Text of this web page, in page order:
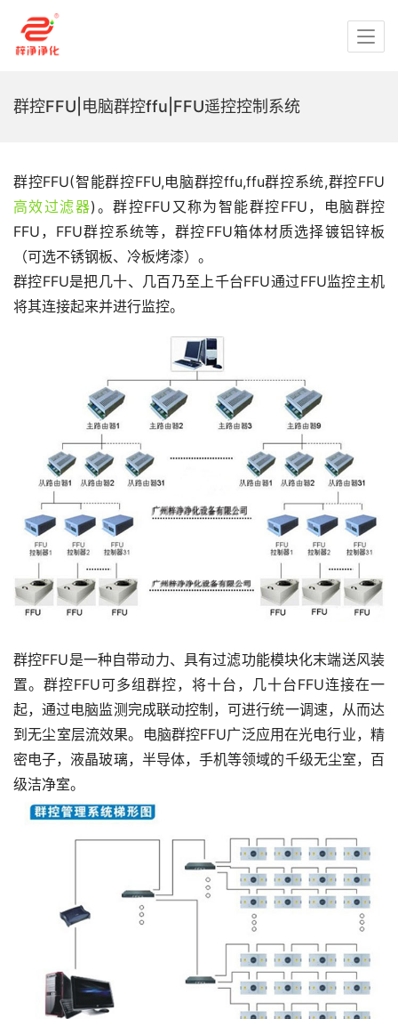
群控FFU|电脑群控ffu|FFU遥控控制系统
群控FFU(智能群控FFU,电脑群控ffu,ffu群控系统,群控FFU
高效过滤器)。群控FFU又称为智能群控FFU，电脑群控
FFU，FFU群控系统等，群控FFU箱体材质选择镀铝锌板
（可选不锈钢板、冷板烤漆）。
群控FFU是把几十、几百乃至上千台FFU通过FFU监控主机
将其连接起来并进行监控。
群控FFU是一种自带动力、具有过滤功能模块化末端送风装
置。群控FFU可多组群控，将十台，几十台FFU连接在一
起，通过电脑监测完成联动控制，可进行统一调速，从而达
到无尘室层流效果。电脑群控FFU广泛应用在光电行业，精
密电子，液晶玻璃，半导体，手机等领域的千级无尘室，百
级洁净室。